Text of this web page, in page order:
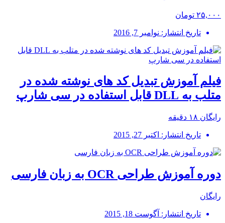
۲۵,۰۰۰ تومان
تاریخ انتشار: نوامبر 7, 2016
فیلم آموزش تبدیل کد های نوشته شده در
متلب به DLL قابل استفاده در سی شارپ
رایگان ۱۸ دقیقه
تاریخ انتشار: اکتبر 27, 2015
دوره آموزش طراحی OCR به زبان فارسی
رایگان
تاریخ انتشار: آگوست 18, 2015